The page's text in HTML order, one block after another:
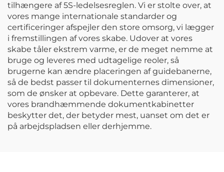
tilhængere af 5S-ledelsesreglen. Vi er stolte over, at
vores mange internationale standarder og
certificeringer afspejler den store omsorg, vi lægger
i fremstillingen af vores skabe. Udover at vores
skabe tåler ekstrem varme, er de meget nemme at
bruge og leveres med udtagelige reoler, så
brugerne kan ændre placeringen af guidebanerne,
så de bedst passer til dokumenternes dimensioner,
som de ønsker at opbevare. Dette garanterer, at
vores brandhæmmende dokumentkabinetter
beskytter det, der betyder mest, uanset om det er
på arbejdspladsen eller derhjemme.